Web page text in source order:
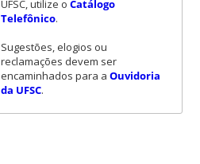
UFSC, utilize o Catálogo
Telefônico.
Sugestões, elogios ou
reclamações devem ser
encaminhados para a Ouvidoria
da UFSC.